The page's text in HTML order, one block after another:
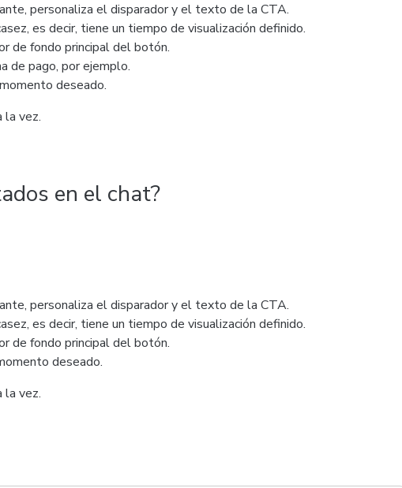
personaliza el disparador y el texto de la CTA.
es decir, tiene un tiempo de visualización definido.
de fondo principal del botón.
de pago, por ejemplo.
deseado.
la vez.
en el chat?
personaliza el disparador y el texto de la CTA.
es decir, tiene un tiempo de visualización definido.
de fondo principal del botón.
deseado.
la vez.